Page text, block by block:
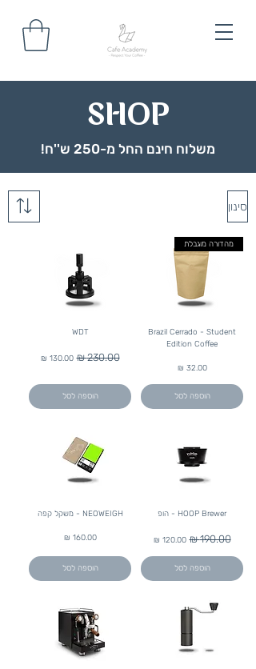
SHOP
משלוח חינם החל מ-250 ש''ח!
סינון
מהדורה מוגבלת
Brazil Cerrado - Student
Edition Coffee
מחיר‏32.00 ‏₪
הוספה לסל
WDT
מחיר רגיל‏230.00 ‏₪ מחיר מבצע‏130.00 ‏₪
הוספה לסל
HOOP Brewer - הופ
מחיר רגיל‏190.00 ‏₪ מחיר מבצע‏120.00 ‏₪
הוספה לסל
NEOWEIGH - משקל קפה
מחיר‏160.00 ‏₪
הוספה לסל